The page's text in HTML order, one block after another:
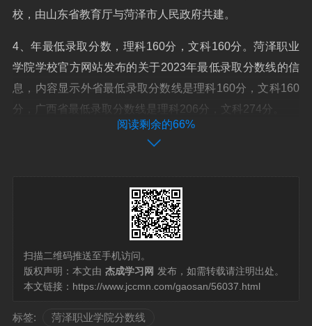
校，由山东省教育厅与菏泽市人民政府共建。
4、年最低录取分数，理科160分，文科160分。菏泽职业
学院学校官方网站发布的关于2023年最低录取分数线的信
息，内容显示外省最低录取分数线是理科160分，文科160
分，广西省最低录取分数线是理科206分，文科274分。
阅读剩余的66%
扫描二维码推送至手机访问。
版权声明：本文由 杰成学习网 发布，如需转载请注明出处。
本文链接： https://www.jccmn.com/gaosan/56037.html
标签: 菏泽职业学院分数线